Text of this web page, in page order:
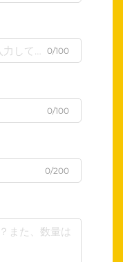
0/100
0/100
0/200